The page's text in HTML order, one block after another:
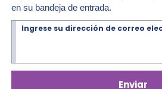
en su bandeja de entrada.
Ingrese su dirección de correo
Enviar